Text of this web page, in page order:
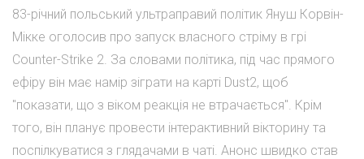
83-річний польський ультраправий політик Януш Корвін-
Мікке оголосив про запуск власного стріму в грі
Counter-Strike 2. За словами політика, під час прямого
ефіру він має намір зіграти на карті Dust2, щоб
"показати, що з віком реакція не втрачається". Крім
того, він планує провести інтерактивний вікторину та
поспілкуватися з глядачами в чаті. Анонс швидко став